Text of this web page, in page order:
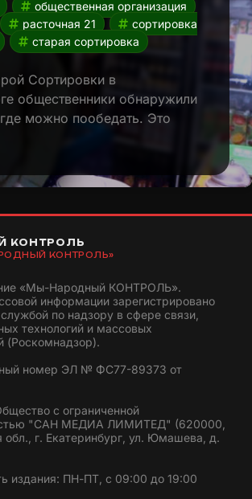
общественная организация
расточная 21
сортировка
старая сортировка
Сортировки в
общественники обнаружили
можно пообедать. Это
КОНТРОЛЬ
КОНТРОЛЬ»
«Мы-Народный КОНТРОЛЬ».
информации зарегистрировано
по надзору в сфере связи,
технологий и массовых
(Роскомнадзор).
номер ЭЛ № ФС77-89373 от
с ограниченной
"САН МЕДИА ЛИМИТЕД" (620000,
обл., г. Екатеринбург, ул. Юмашева, д.
издания: ПН-ПТ, с 09:00 до 19:00